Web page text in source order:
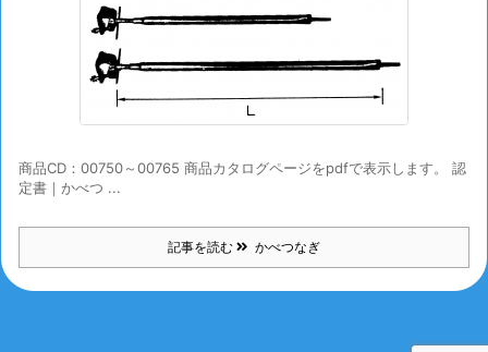
商品CD：00750～00765 商品カタログページをpdfで表示します。 認
定書｜かべつ ...
記事を読む かべつなぎ